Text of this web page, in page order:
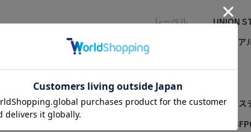
レーベル
UNION
カジュア
性別
素材
ポリエ